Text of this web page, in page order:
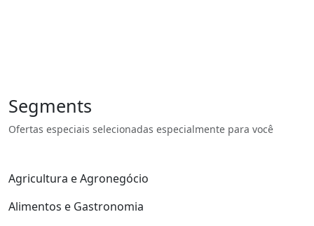
Segments
Ofertas especiais selecionadas especialmente para você
Agricultura e Agronegócio
Alimentos e Gastronomia